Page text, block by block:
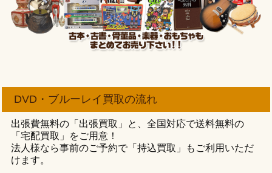
DVD・ブルーレイ買取の流れ
出張費無料の「出張買取」と、全国対応で送料無料の
「宅配買取」をご用意！
法人様なら事前のご予約で「持込買取」もご利用いただ
けます。